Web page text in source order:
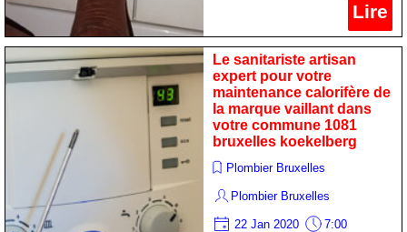
réparation cumulus de la
marque ariston dans votre
commune 1081 bruxelles
koekelberg
Lire
Le sanitariste artisan
expert pour votre
maintenance calorifère de
la marque vaillant dans
votre commune 1081
bruxelles koekelberg
Plombier Bruxelles
Plombier Bruxelles
22 Jan 2020 7:00